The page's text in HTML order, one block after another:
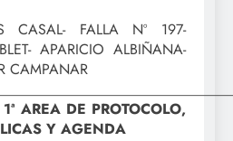
CASAL- FALLA Nº 197-
APARICIO ALBIÑANA-
CAMPANAR
AREA DE PROTOCOLO,
Y AGENDA